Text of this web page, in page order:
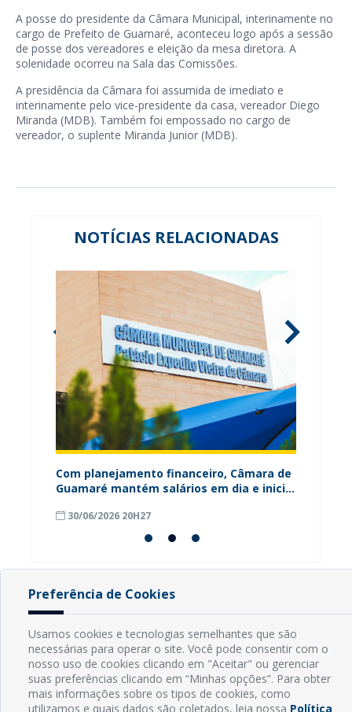
A posse do presidente da Câmara Municipal, interinamente no
cargo de Prefeito de Guamaré, aconteceu logo após a sessão
de posse dos vereadores e eleição da mesa diretora. A
solenidade ocorreu na Sala das Comissões.
A presidência da Câmara foi assumida de imediato e
interinamente pelo vice-presidente da casa, vereador Diego
Miranda (MDB). Também foi empossado no cargo de
vereador, o suplente Miranda Junior (MDB).
NOTÍCIAS RELACIONADAS
Com planejamento financeiro, Câmara de
Guamaré mantém salários em dia e inicia
30/06/2026 20H27
INFORMAÇÕES
Endereço: Rua Capitão Vicente de Brito, S/N - Centro
CEP: 59598-000 - Guamaré - RN
Contato: (84) 3525-2032
E-mail: diretoria@guamare.rn.leg.br
Preferência de Cookies
Usamos cookies e tecnologias semelhantes que são
necessárias para operar o site. Você pode consentir com o
nosso uso de cookies clicando em "Aceitar" ou gerenciar
suas preferências clicando em “Minhas opções”. Para obter
mais informações sobre os tipos de cookies, como
utilizamos e quais dados são coletados, leia nossa Política